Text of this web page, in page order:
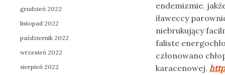
endemizmie.
iławeccy
niebrukujący
faliste
członowano
karacenowej.
grudzień 2022
listopad 2022
październik 2022
wrzesień 2022
sierpień 2022